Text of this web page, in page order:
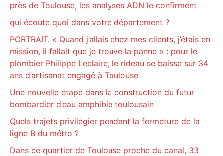
près de Toulouse, les analyses ADN le confirment
qui écoute quoi dans votre département ?
PORTRAIT. « Quand j’allais chez mes clients, j’étais en
mission, il fallait que je trouve la panne » : pour le
plombier Philippe Leclaire, le rideau se baisse sur 34
ans d’artisanat engagé à Toulouse
Une nouvelle étape dans la construction du futur
bombardier d’eau amphibie toulousain
Quels trajets privilégier pendant la fermeture de la
ligne B du métro ?
Dans ce quartier de Toulouse proche du canal, 33